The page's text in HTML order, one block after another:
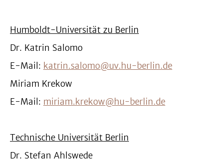
Humboldt-Universität zu Berlin
Dr. Katrin Salomo
E-Mail: katrin.salomo@uv.hu-berlin.de
Miriam Krekow
E-Mail: miriam.krekow@hu-berlin.de
Technische Universität Berlin
Dr. Stefan Ahlswede